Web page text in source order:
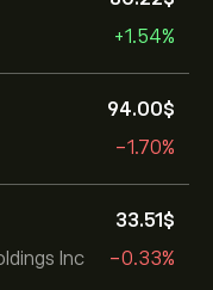
+1.54%
94.00‎$‎
-1.70%
Inc
33.51‎$‎
-0.33%